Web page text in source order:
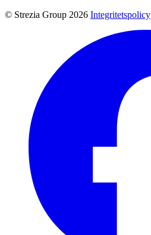
© Strezia Group 2026 Integritetspolicy